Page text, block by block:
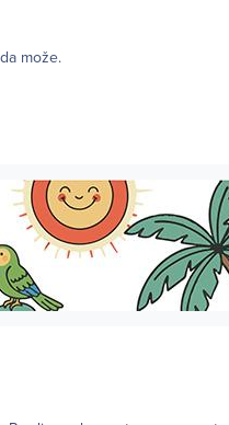
može.